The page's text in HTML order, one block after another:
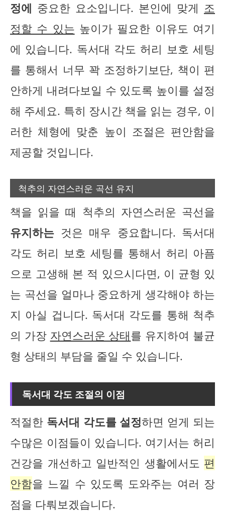
정에 중요한 요소입니다. 본인에 맞게 조
정할 수 있는 높이가 필요한 이유도 여기
에 있습니다. 독서대 각도 허리 보호 세팅
를 통해서 너무 꽉 조정하기보단, 책이 편
안하게 내려다보일 수 있도록 높이를 설정
해 주세요. 특히 장시간 책을 읽는 경우, 이
러한 체형에 맞춘 높이 조절은 편안함을
제공할 것입니다.
척추의 자연스러운 곡선 유지
책을 읽을 때 척추의 자연스러운 곡선을
유지하는 것은 매우 중요합니다. 독서대
각도 허리 보호 세팅를 통해서 허리 아픔
으로 고생해 본 적 있으시다면, 이 균형 있
는 곡선을 얼마나 중요하게 생각해야 하는
지 아실 겁니다. 독서대 각도를 통해 척추
의 가장 자연스러운 상태를 유지하여 불균
형 상태의 부담을 줄일 수 있습니다.
독서대 각도 조절의 이점
적절한 독서대 각도를 설정하면 얻게 되는
수많은 이점들이 있습니다. 여기서는 허리
건강을 개선하고 일반적인 생활에서도 편
안함을 느낄 수 있도록 도와주는 여러 장
점을 다뤄보겠습니다.